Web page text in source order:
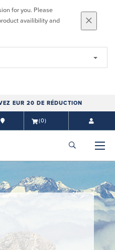
for you. Please
availibility and
EUR 20 DE RÉDUCTION
(0)